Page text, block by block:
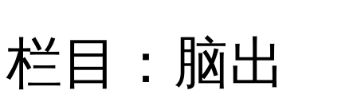
栏目：脑出